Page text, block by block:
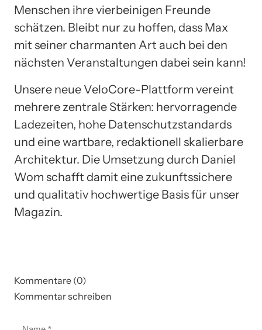
Menschen ihre vierbeinigen Freunde
schätzen. Bleibt nur zu hoffen, dass Max
mit seiner charmanten Art auch bei den
nächsten Veranstaltungen dabei sein kann!
Unsere neue VeloCore-Plattform vereint
mehrere zentrale Stärken: hervorragende
Ladezeiten, hohe Datenschutzstandards
und eine wartbare, redaktionell skalierbare
Architektur. Die Umsetzung durch Daniel
Wom schafft damit eine zukunftssichere
und qualitativ hochwertige Basis für unser
Magazin.
Kommentare (0)
Kommentar schreiben